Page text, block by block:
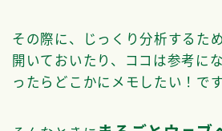
その際に、じっくり分析するた
開いておいたり、ココは参考に
ったらどこかにメモしたい！で